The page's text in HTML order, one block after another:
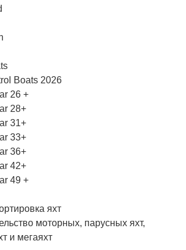
Boats 2026
26 +
28+
31+
33+
36+
42+
49 +
яхт
моторных, парусных яхт,
и мегаяхт